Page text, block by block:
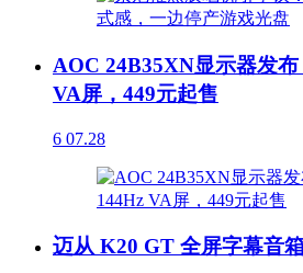
AOC 24B35XN显示器发
VA屏，449元起售
6 07.28
迈从 K20 GT 全屏字幕音